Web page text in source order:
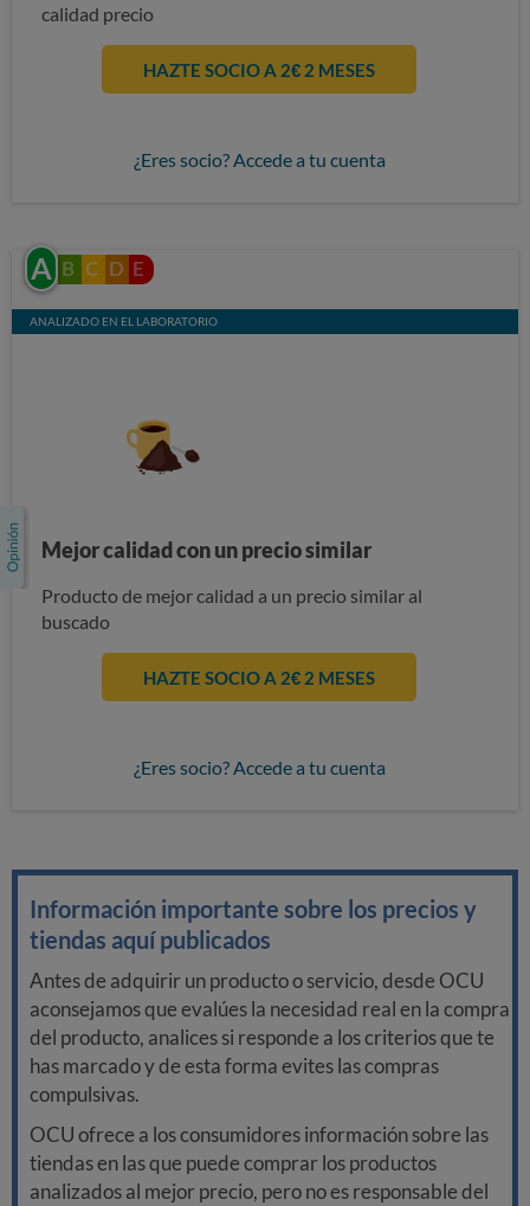
calidad precio
HAZTE SOCIO A 2€ 2 MESES
¿Eres socio? Accede a tu cuenta
A B C D E
ANALIZADO EN EL LABORATORIO
Mejor calidad con un precio similar
Producto de mejor calidad a un precio similar al
buscado
HAZTE SOCIO A 2€ 2 MESES
¿Eres socio? Accede a tu cuenta
Información importante sobre los precios y
tiendas aquí publicados
Antes de adquirir un producto o servicio, desde OCU
aconsejamos que evalúes la necesidad real en la compra
del producto, analices si responde a los criterios que te
has marcado y de esta forma evites las compras
compulsivas.
OCU ofrece a los consumidores información sobre las
tiendas en las que puede comprar los productos
analizados al mejor precio, pero no es responsable del